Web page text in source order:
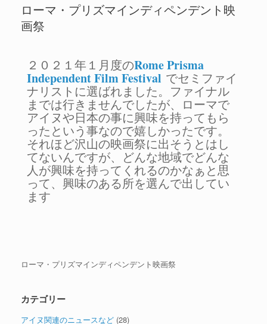
ローマ・プリズマインディペンデント映
画祭
２０２１年１月度のRome Prisma
Independent Film Festival でセミファイ
ナリストに選ばれました。ファイナル
までは行きませんでしたが、ローマで
アイヌや日本の事に興味を持ってもら
ったという事なので嬉しかったです。
それほど沢山の映画祭に出そうとはし
てないんですが、どんな地域でどんな
人が興味を持ってくれるのかなぁと思
って、興味のある所を選んで出してい
ます
ローマ・プリズマインディペンデント映画祭
カテゴリー
アイヌ関連のニュースなど (28)